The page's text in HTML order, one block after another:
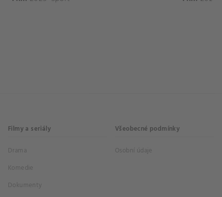
Filmy a seriály
Drama
Komedie
Dokumenty
Všeobecné podmínky
Osobní údaje